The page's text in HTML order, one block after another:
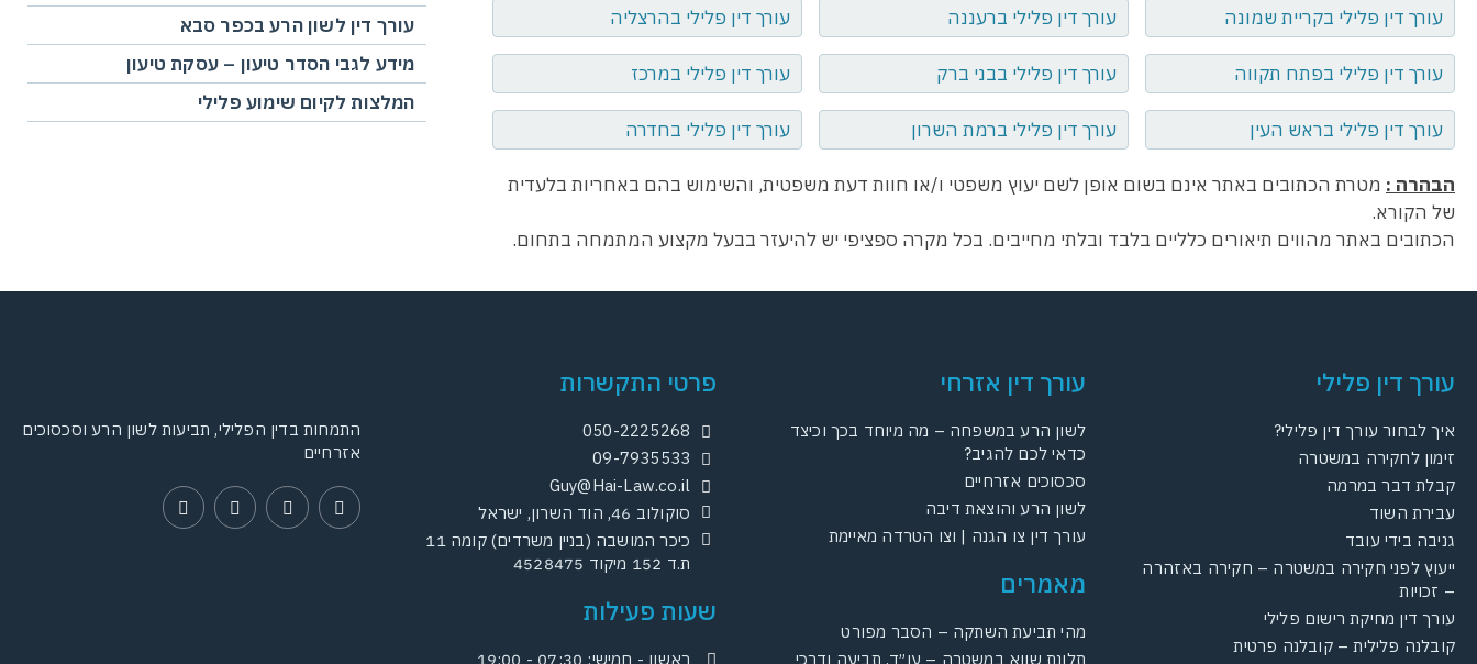
עורך דין פלילי בקריית שמונה עורך דין פלילי ברעננה עורך דין פלילי בהרצליה
עורך דין פלילי בפתח תקווה עורך דין פלילי בבני ברק עורך דין פלילי במרכז
עורך דין פלילי בראש העין עורך דין פלילי ברמת השרון עורך דין פלילי בחדרה
הבהרה : מטרת הכתובים באתר אינם בשום אופן לשם יעוץ משפטי ו/או חוות דעת משפטית, והשימוש בהם באחריות בלעדית
של הקורא.
הכתובים באתר מהווים תיאורים כלליים בלבד ובלתי מחייבים. בכל מקרה ספציפי יש להיעזר בבעל מקצוע המתמחה בתחום.
עורך דין לשון הרע בכפר סבא
מידע לגבי הסדר טיעון – עסקת טיעון
המלצות לקיום שימוע פלילי
עורך דין פלילי
איך לבחור עורך דין פלילי?
זימון לחקירה במשטרה
קבלת דבר במרמה
עבירת השוד
גניבה בידי עובד
ייעוץ לפני חקירה במשטרה – חקירה באזהרה
– זכויות
עורך דין מחיקת רישום פלילי
קובלנה פלילית – קובלנה פרטית
עורך דין אזרחי
לשון הרע במשפחה – מה מיוחד בכך וכיצד
כדאי לכם להגיב?
סכסוכים אזרחיים
לשון הרע והוצאת דיבה
עורך דין צו הגנה | וצו הטרדה מאיימת
מאמרים
מהי תביעת השתקה – הסבר מפורט
תלונת שווא במשטרה – עו״ד, תביעה ודרכי
פרטי התקשרות
050-2225268
09-7935533
Guy@Hai-Law.co.il
סוקולוב 46, הוד השרון, ישראל
כיכר המושבה (בניין משרדים) קומה 11
ת.ד 152 מיקוד 4528475
שעות פעילות
ראשון - חמישי: 07:30 - 19:00
התמחות בדין הפלילי, תביעות לשון הרע וסכסוכים
אזרחיים